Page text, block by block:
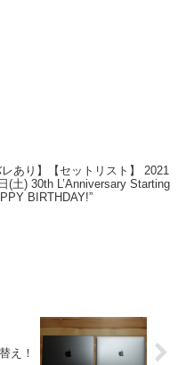
レあり】【セットリスト】 2021
(土) 30th L’Anniversary Starting
BIRTHDAY!”
え！